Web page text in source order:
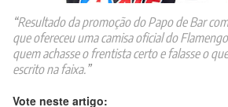
Resultado da promoção do Papo de Bar
que ofereceu uma camisa oficial do
quem achasse o frentista certo e falasse o
escrito na faixa.
Vote neste artigo: